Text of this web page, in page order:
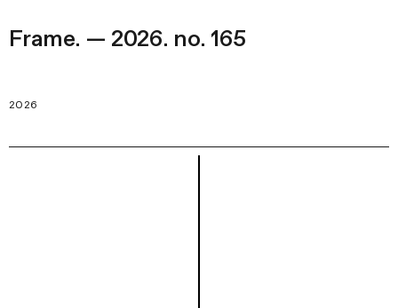
Frame. — 2026. no. 165
2026